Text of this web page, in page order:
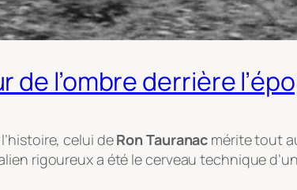
de l’ombre derrière
celui deRon Tauranac mérite tout
rigoureux a été le cerveau technique